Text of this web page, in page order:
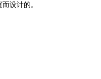
设计的。